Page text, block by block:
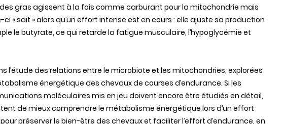
gras agissent à la fois comme carburant pour la mitochondrie mais
« sait » alors qu’un effort intense est en cours : elle ajuste sa production
le butyrate, ce qui retarde la fatigue musculaire, l’hypoglycémie et
l’étude des relations entre le microbiote et les mitochondries, explorées
énergétique des chevaux de courses d’endurance. Si les
moléculaires mis en jeu doivent encore être étudiés en détail,
de mieux comprendre le métabolisme énergétique lors d’un effort
préserver le bien-être des chevaux et faciliter l’effort d’endurance, en